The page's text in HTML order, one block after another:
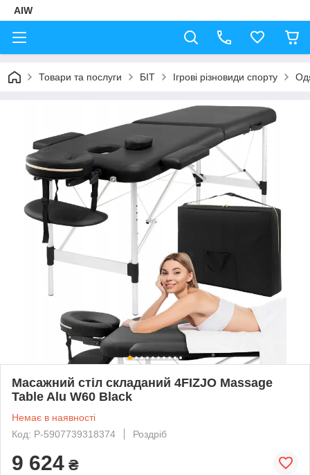
AIW
Товари та послуги БІТ Ігрові різновиди спорту
Масажний стіл складаний 4FIZJO Massage
Table Alu W60 Black
Немає в наявності
Код: P-5907739318374
Роздріб
9 624 ₴